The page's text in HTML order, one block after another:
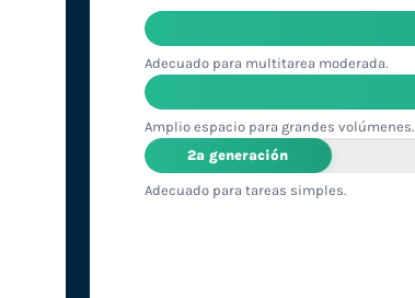
Adecuado para multitarea moderada.
Amplio espacio para grandes volúmenes.
2ª generación
Adecuado para tareas simples.